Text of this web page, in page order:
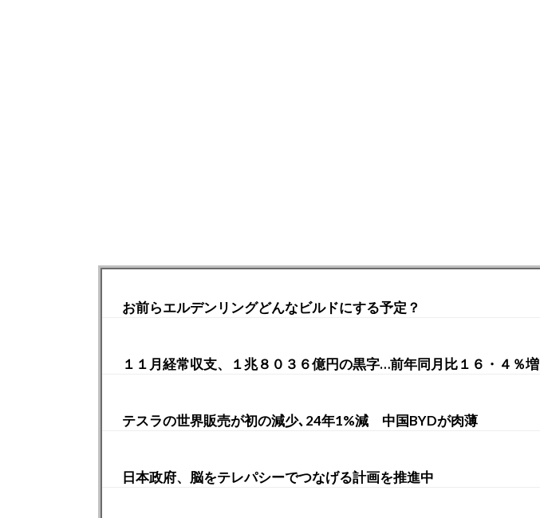
お前らエルデンリングどんなビルドにする予定？
１１月経常収支、１兆８０３６億円の黒字…前年同月比１６・４％増
テスラの世界販売が初の減少､24年1%減 中国BYDが肉薄
日本政府、脳をテレパシーでつなげる計画を推進中